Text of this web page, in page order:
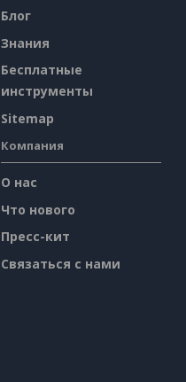
Блог
Знания
Бесплатные
инструменты
Sitemap
Компания
О нас
Что нового
Пресс-кит
Связаться с нами